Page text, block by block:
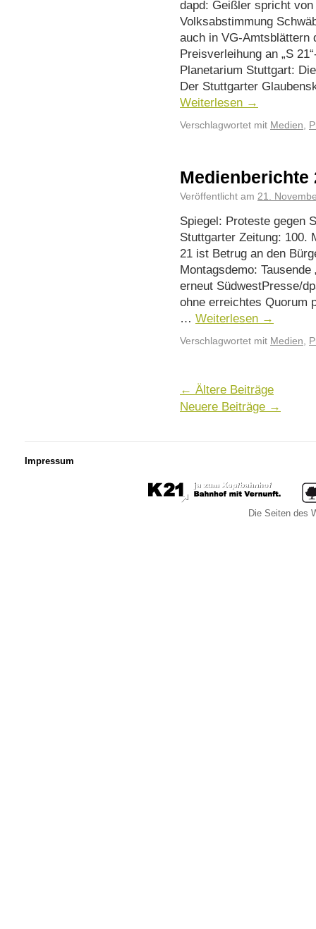
dapd: Geißler spricht von
Volksabstimmung
auch in VG-Amtsblättern
Preisverleihung an „S
Planetarium Stuttgart:
Der Stuttgarter
Weiterlesen →
Verschlagwortet mit Medien,
Medienberichte
Veröffentlicht am 21.
Spiegel: Proteste gegen
Stuttgarter Zeitung: 100.
21 ist Betrug an den
Montagsdemo:
erneut SüdwestPresse/
ohne erreichtes Quorum
… Weiterlesen →
Verschlagwortet mit Medien,
← Ältere Beiträge
Neuere Beiträge →
Impressum
Die Seiten des